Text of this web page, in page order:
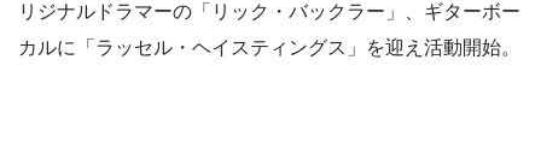
リジナルドラマーの「リック・バックラー」、ギターボー
カルに「ラッセル・ヘイスティングス」を迎え活動開始。